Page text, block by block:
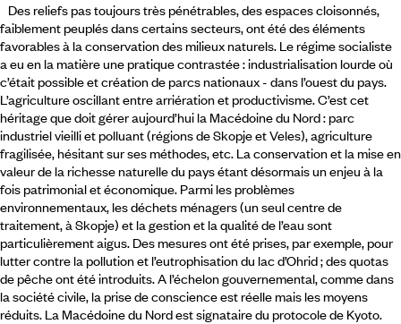
Des reliefs pas toujours très pénétrables, des espaces cloisonnés,
faiblement peuplés dans certains secteurs, ont été des éléments
favorables à la conservation des milieux naturels. Le régime socialiste
a eu en la matière une pratique contrastée : industrialisation lourde où
c’était possible et création de parcs nationaux - dans l’ouest du pays.
L’agriculture oscillant entre arriération et productivisme. C’est cet
héritage que doit gérer aujourd’hui la Macédoine du Nord : parc
industriel vieilli et polluant (régions de Skopje et Veles), agriculture
fragilisée, hésitant sur ses méthodes, etc. La conservation et la mise en
valeur de la richesse naturelle du pays étant désormais un enjeu à la
fois patrimonial et économique. Parmi les problèmes
environnementaux, les déchets ménagers (un seul centre de
traitement, à Skopje) et la gestion et la qualité de l’eau sont
particulièrement aigus. Des mesures ont été prises, par exemple, pour
lutter contre la pollution et l’eutrophisation du lac d’Ohrid ; des quotas
de pêche ont été introduits. A l’échelon gouvernemental, comme dans
la société civile, la prise de conscience est réelle mais les moyens
réduits. La Macédoine du Nord est signataire du protocole de Kyoto.